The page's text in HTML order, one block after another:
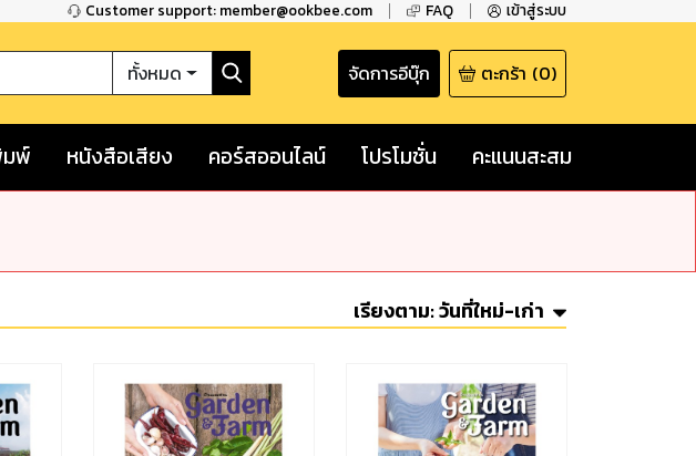
Customer support: member@ookbee.com FAQ เข้าสู่ระบบ
ทั้งหมด จัดการอีบุ๊ก ตะกร้า (0)
พ์ หนังสือเสียง คอร์สออนไลน์ โปรโมชั่น คะแนนสะสม
เรียงตาม:วันที่ใหม่-เก่า